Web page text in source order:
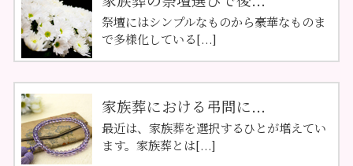
祭壇にはシンプルなものから豪華なものま
で多様化している[...]
家族葬における弔問に...
最近は、家族葬を選択するひとが増えてい
ます。家族葬とは[...]